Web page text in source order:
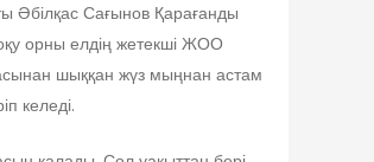
Әбілқас Сағынов Қарағанды
орны елдің жетекші ЖОО
шыққан жүз мыңнан астам
келеді.